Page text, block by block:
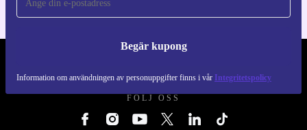
Begär kupong
Information om användningen av personuppgifter finns i vår Integritetspolicy
FÖLJ OSS